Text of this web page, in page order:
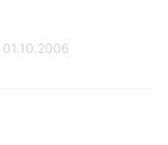
01.10.2006